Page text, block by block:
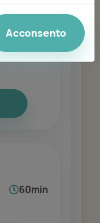
60min
60min
Acconsento